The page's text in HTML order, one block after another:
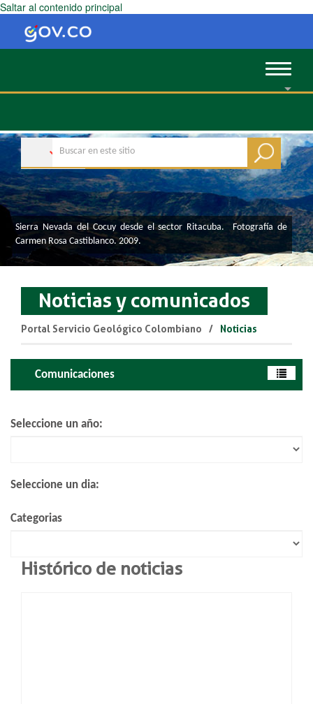
Saltar al contenido principal
Toggle
​​​​​​​​​​​​​​​​​​​Sierra Nevada del Cocuy desde el sector Ritacuba. Fotografía de
Carmen Rosa Castiblanco. 2009.
Noticias y comunicados
Portal Servicio Geológico Colombiano Noticias
Comunicaciones
Seleccione un año:
Seleccione un dia:
Categorias
Histórico de noticias